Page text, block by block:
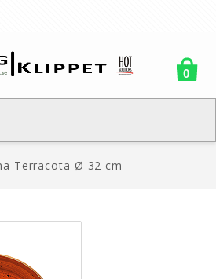
0
Terracota Ø 32 cm